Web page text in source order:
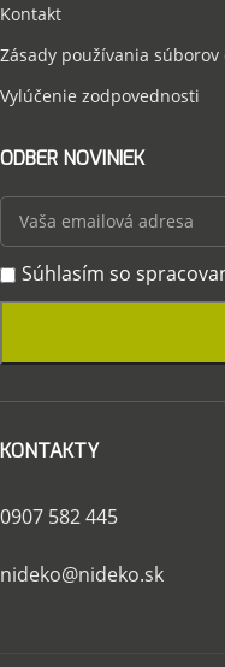
Kontakt
Zásady používania súborov
Vylúčenie zodpovednosti
ODBER NOVINIEK
Súhlasím so
KONTAKTY
0907 582 445
nideko@nideko.sk